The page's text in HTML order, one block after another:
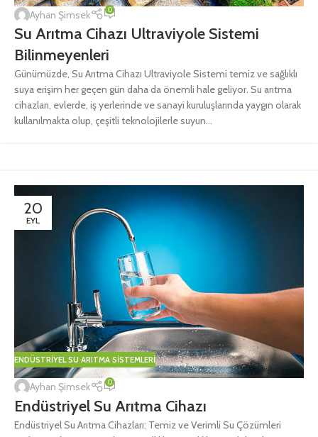
Ayhan Şimsek 0
Su Arıtma Cihazı Ultraviyole Sistemi
Bilinmeyenleri
Günümüzde, Su Arıtma Cihazı Ultraviyole Sistemi temiz ve sağlıklı
suya erişim her geçen gün daha da önemli hale geliyor. Su arıtma
cihazları, evlerde, iş yerlerinde ve sanayi kuruluşlarında yaygın olarak
kullanılmakta olup, çeşitli teknolojilerle suyun...
20
EYL
ENDÜSTRIYEL SU ARITMA SISTEMLERI
Ayhan Şimsek 0
Endüstriyel Su Arıtma Cihazı
Endüstriyel Su Arıtma Cihazları: Temiz ve Verimli Su Çözümleri